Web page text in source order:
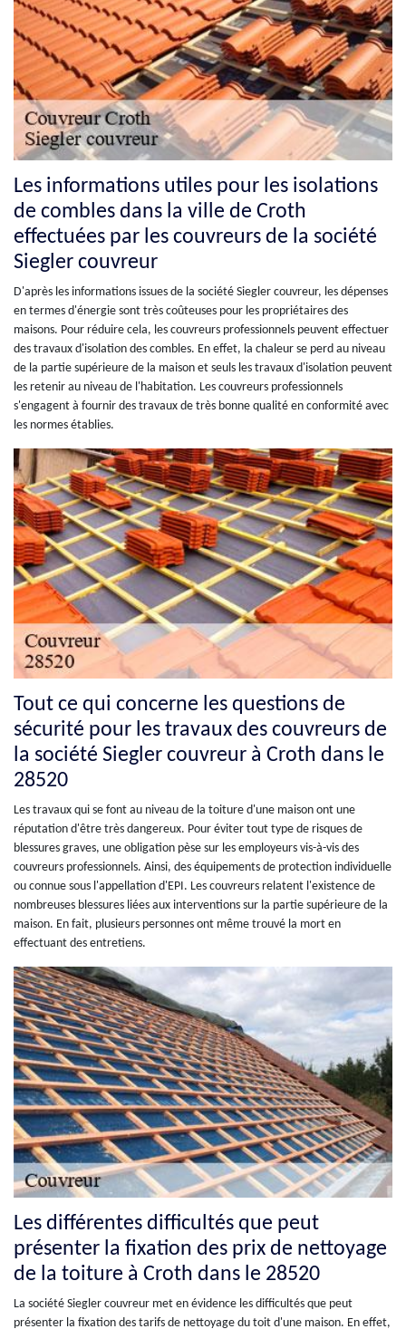
Les informations utiles pour les isolations
de combles dans la ville de Croth
effectuées par les couvreurs de la société
Siegler couvreur
D'après les informations issues de la société Siegler couvreur, les dépenses
en termes d'énergie sont très coûteuses pour les propriétaires des
maisons. Pour réduire cela, les couvreurs professionnels peuvent effectuer
des travaux d'isolation des combles. En effet, la chaleur se perd au niveau
de la partie supérieure de la maison et seuls les travaux d'isolation peuvent
les retenir au niveau de l'habitation. Les couvreurs professionnels
s'engagent à fournir des travaux de très bonne qualité en conformité avec
les normes établies.
Tout ce qui concerne les questions de
sécurité pour les travaux des couvreurs de
la société Siegler couvreur à Croth dans le
28520
Les travaux qui se font au niveau de la toiture d'une maison ont une
réputation d'être très dangereux. Pour éviter tout type de risques de
blessures graves, une obligation pèse sur les employeurs vis-à-vis des
couvreurs professionnels. Ainsi, des équipements de protection individuelle
ou connue sous l'appellation d'EPI. Les couvreurs relatent l'existence de
nombreuses blessures liées aux interventions sur la partie supérieure de la
maison. En fait, plusieurs personnes ont même trouvé la mort en
effectuant des entretiens.
Les différentes difficultés que peut
présenter la fixation des prix de nettoyage
de la toiture à Croth dans le 28520
La société Siegler couvreur met en évidence les difficultés que peut
présenter la fixation des tarifs de nettoyage du toit d'une maison. En effet,